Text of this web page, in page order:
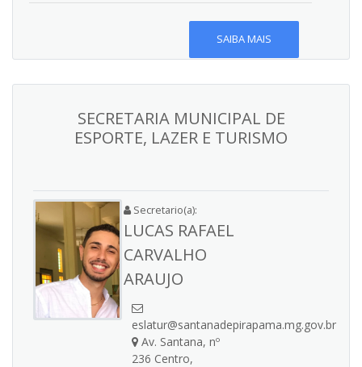
SAIBA MAIS
SECRETARIA MUNICIPAL DE
ESPORTE, LAZER E TURISMO
Secretario(a):
LUCAS RAFAEL
CARVALHO
ARAUJO
eslatur@santanadepirapama.mg.gov.br
Av. Santana, nº
236 Centro,